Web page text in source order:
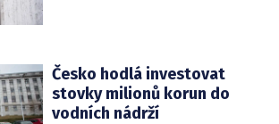
Česko hodlá investovat
stovky milionů korun do
vodních nádrží